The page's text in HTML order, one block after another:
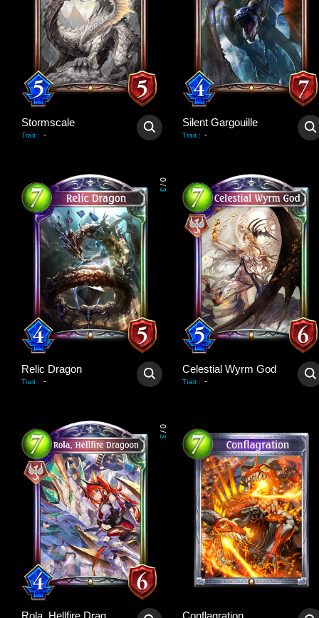
Stormscale
Trait : -
Silent Gargouille
Trait : -
0
/
3
Relic Dragon
Trait : -
Celestial Wyrm God
Trait : -
0
/
3
Rola, Hellfire Dragoon Conflagration